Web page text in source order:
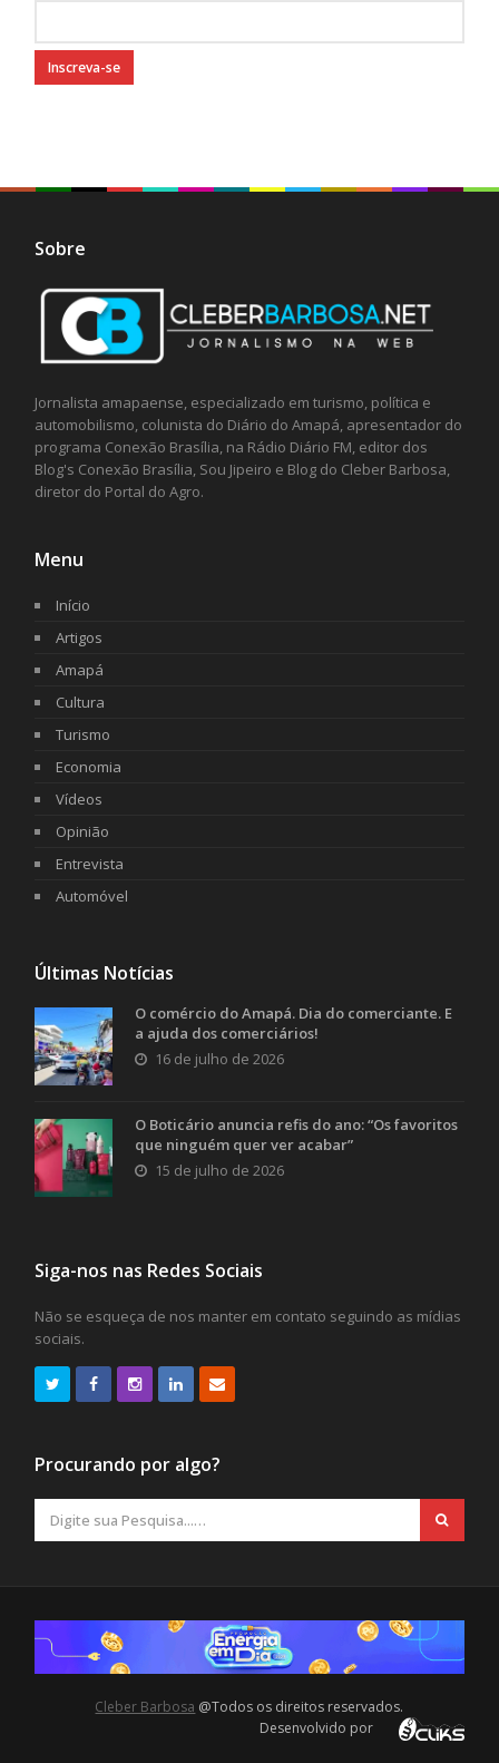
Sobre
Jornalista amapaense, especializado em turismo, política e
automobilismo, colunista do Diário do Amapá, apresentador do
programa Conexão Brasília, na Rádio Diário FM, editor dos
Blog's Conexão Brasília, Sou Jipeiro e Blog do Cleber Barbosa,
diretor do Portal do Agro.
Menu
Início
Artigos
Amapá
Cultura
Turismo
Economia
Vídeos
Opinião
Entrevista
Automóvel
Últimas Notícias
O comércio do Amapá. Dia do comerciante. E
a ajuda dos comerciários!
16 de julho de 2026
O Boticário anuncia refis do ano: “Os favoritos
que ninguém quer ver acabar”
15 de julho de 2026
Siga-nos nas Redes Sociais
Não se esqueça de nos manter em contato seguindo as mídias
sociais.
Procurando por algo?
Cleber Barbosa @Todos os direitos reservados.
Desenvolvido por